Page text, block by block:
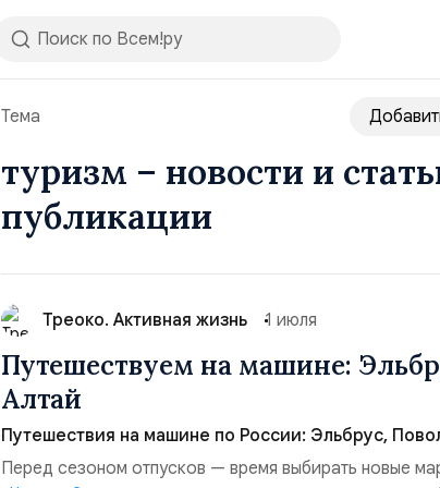
Тема
туризм – новости и
публикации
Треоко. Активная жизнь 1 июля
Путешествуем на машине:
Алтай
Путешествия на машине по России: Эльбрус,
Перед сезоном отпусков — время выбирать новые